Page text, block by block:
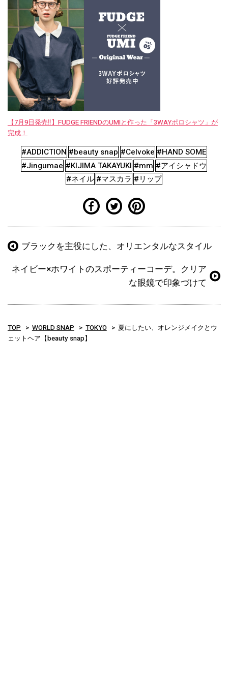
【7月9日発売‼︎】FUDGE FRIENDのUMIと作った「3WAYポロシャツ」が
完成！
#ADDICTION #beauty snap #Celvoke #HAND SOME
#Jingumae #KIJIMA TAKAYUKI #mm #アイシャドウ
#ネイル #マスカラ #リップ
ブラックを主役にした、オリエンタルなスタイル
ネイビー×ホワイトのスポーティーコーデ。クリア
な眼鏡で印象づけて
TOP WORLD SNAP TOKYO
夏にしたい、オレンジメイクとウ
ェットヘア【beauty snap】